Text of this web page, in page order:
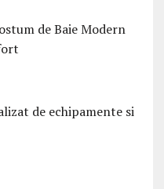
de Baie Modern